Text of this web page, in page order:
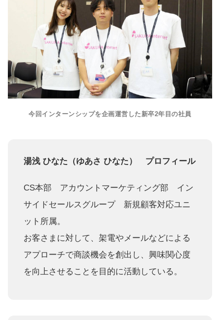
今回インターンシップを企画運営した新卒2年目の社員
湯浅 ひなた（ゆあさ ひなた） プロフィール
CS本部 アカウントマーケティング部 イン
サイドセールスグループ 新規顧客対応ユニ
ット所属。
お客さまに対して、架電やメールなどによる
アプローチで商談機会を創出し、興味関心度
を向上させることを目的に活動している。